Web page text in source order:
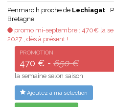
Penmarc'h proche de Lechiagat
Bretagne
promo mi-septembre : 470€ la
2027 , dès à présent !
PROMOTION
470 € - 650 €
la semaine selon saison
Ajoutez à ma sélection